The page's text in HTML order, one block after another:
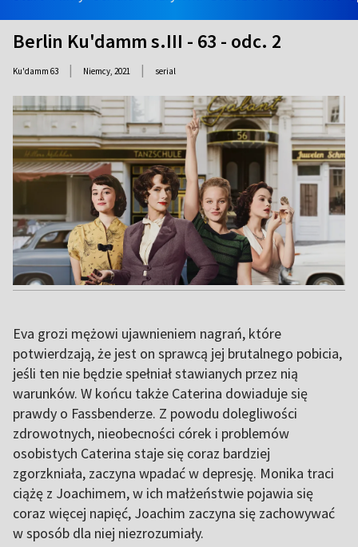
Berlin Ku'damm s.III - 63 - odc. 2
Ku'damm 63 | Niemcy, 2021 | serial
Eva grozi mężowi ujawnieniem nagrań, które
potwierdzają, że jest on sprawcą jej brutalnego pobicia,
jeśli ten nie będzie spełniał stawianych przez nią
warunków. W końcu także Caterina dowiaduje się
prawdy o Fassbenderze. Z powodu dolegliwości
zdrowotnych, nieobecności córek i problemów
osobistych Caterina staje się coraz bardziej
zgorzkniała, zaczyna wpadać w depresję. Monika traci
ciążę z Joachimem, w ich małżeństwie pojawia się
coraz więcej napięć, Joachim zaczyna się zachowywać
w sposób dla niej niezrozumiały.